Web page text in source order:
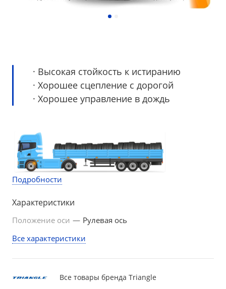
· Высокая стойкость к истиранию
· Хорошее сцепление с дорогой
· Хорошее управление в дождь
Подробности
Характеристики
Положение оси — Рулевая ось
Все характеристики
Все товары бренда Triangle